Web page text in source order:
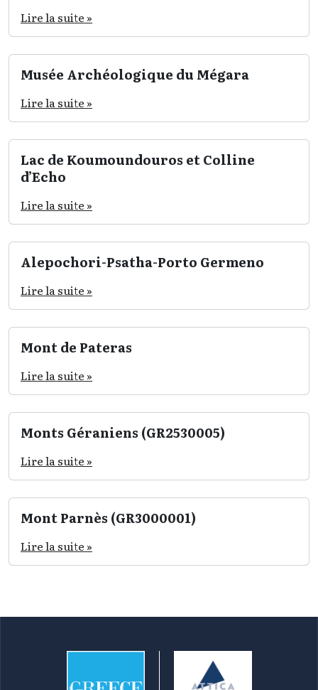
Lire la suite »
Musée Archéologique du Mégara
Lire la suite »
Lac de Koumoundouros et Colline
d’Echo
Lire la suite »
Alepochori-Psatha-Porto Germeno
Lire la suite »
Mont de Pateras
Lire la suite »
Monts Géraniens (GR2530005)
Lire la suite »
Mont Parnès (GR3000001)
Lire la suite »